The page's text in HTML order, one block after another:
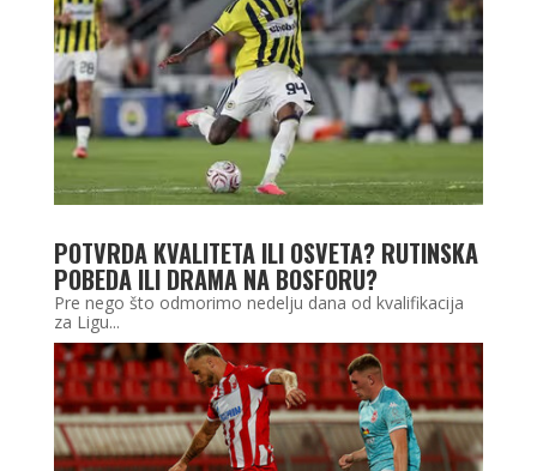
POTVRDA KVALITETA ILI OSVETA? RUTINSKA
POBEDA ILI DRAMA NA BOSFORU?
Pre nego što odmorimo nedelju dana od kvalifikacija
za Ligu...